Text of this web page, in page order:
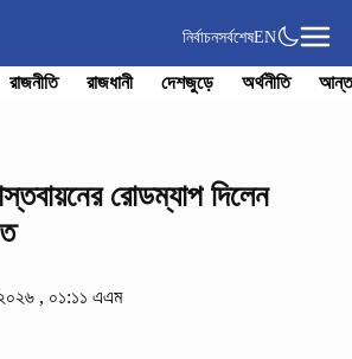
নির্বাচনসর্বশেষEN
রাজনীতি রাজধানী দেশজুড়ে অর্থনীতি
রোডম্যাপ দিলেন
, ০১:১১ এএম